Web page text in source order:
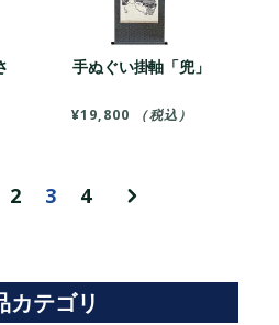
手ぬぐい掛軸「兜」
¥19,800 （税込）
2 3 4
カテゴリ